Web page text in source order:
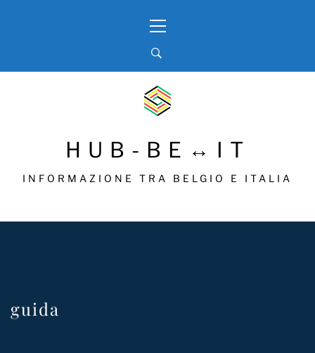
Menu
HUB-BE↔IT
INFORMAZIONE TRA BELGIO E ITALIA
guida